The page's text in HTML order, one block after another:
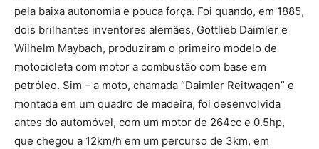
pela baixa autonomia e pouca força. Foi quando, em 1885,
dois brilhantes inventores alemães, Gottlieb Daimler e
Wilhelm Maybach, produziram o primeiro modelo de
motocicleta com motor a combustão com base em
petróleo. Sim – a moto, chamada “Daimler Reitwagen” e
montada em um quadro de madeira, foi desenvolvida
antes do automóvel, com um motor de 264cc e 0.5hp,
que chegou a 12km/h em um percurso de 3km, em